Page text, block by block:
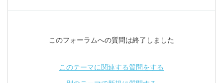
このフォーラムへの質問は終了しました
このテーマに関連する質問をする